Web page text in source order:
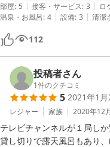
ただ住宅街の中なので、騒
るため山のBBQをお勧めしま
あくまで常識の範囲内が必要
部屋: 5 | 接客・サービス: 3 | ロ
温泉・お風呂: 4 | 設備: 3 | 清潔
112
投稿者さん
1件のクチコミ
5 2021年1月
レジャー 家族 2020年12
テレビチャンネルが１局し
貸し切りで露天風呂もあり